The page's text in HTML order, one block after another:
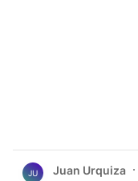
JU Juan Urquiza